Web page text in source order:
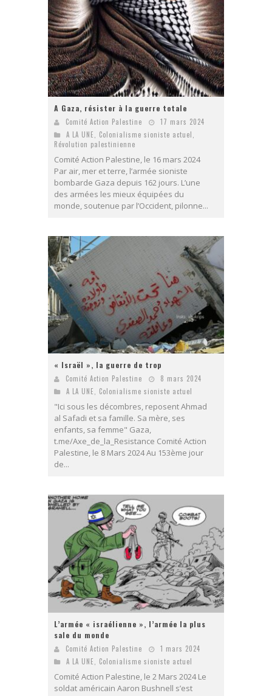
A Gaza, résister à la guerre totale
Comité Action Palestine
17 mars 2024
A LA UNE
Colonialisme sioniste actuel
Révolution palestinienne
Comité Action Palestine, le 16 mars 2024
Par air, mer et terre, l’armée sioniste
bombarde Gaza depuis 162 jours. L’une
des armées les mieux équipées du
monde, soutenue par l’Occident, pilonne...
« Israël », la guerre de trop
Comité Action Palestine
8 mars 2024
A LA UNE, Colonialisme sioniste actuel
"Ici sous les décombres, reposent Ahmad
al Safadi et sa famille. Sa mère, ses
enfants, sa femme" Gaza,
t.me/Axe_de_la_Resistance Comité Action
Palestine, le 8 Mars 2024 Au 153ème jour
de...
L’armée « israélienne », l’armée la plus
sale du monde
Comité Action Palestine
1 mars 2024
A LA UNE
Colonialisme sioniste actuel
Comité Action Palestine, le 2 Mars 2024 Le
soldat américain Aaron Bushnell s’est